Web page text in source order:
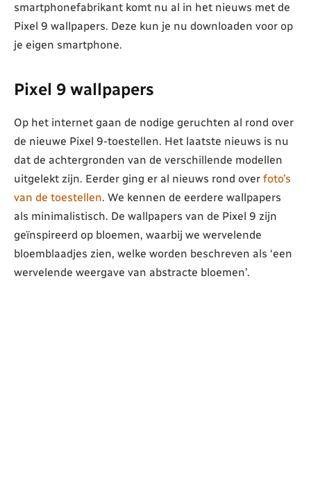
smartphonefabrikant komt nu al in het nieuws met de
Pixel 9 wallpapers. Deze kun je nu downloaden voor op
je eigen smartphone.
Pixel 9 wallpapers
Op het internet gaan de nodige geruchten al rond over
de nieuwe Pixel 9-toestellen. Het laatste nieuws is nu
dat de achtergronden van de verschillende modellen
uitgelekt zijn. Eerder ging er al nieuws rond over foto’s
van de toestellen. We kennen de eerdere wallpapers
als minimalistisch. De wallpapers van de Pixel 9 zijn
geïnspireerd op bloemen, waarbij we wervelende
bloemblaadjes zien, welke worden beschreven als ‘een
wervelende weergave van abstracte bloemen’.